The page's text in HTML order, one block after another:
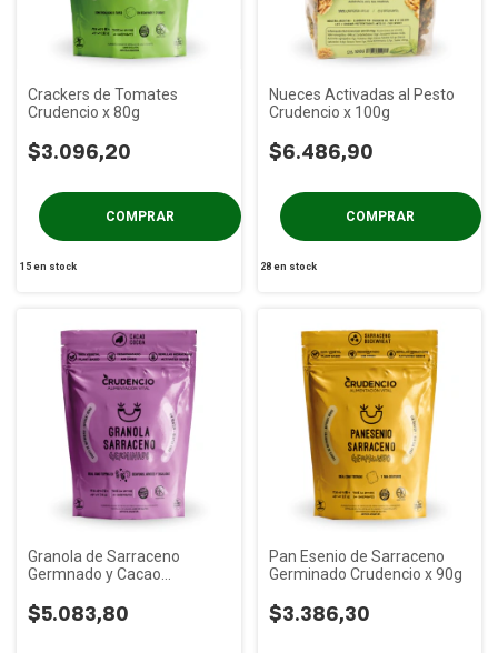
Crackers de Tomates
Crudencio x 80g
$3.096,20
15en stock
Nueces Activadas al Pesto
Crudencio x 100g
$6.486,90
28 en stock
Granola de Sarraceno
Germnado y Cacao
$5.083,80
Pan Esenio de Sarraceno
Germinado Crudencio x 90g
$3.386,30